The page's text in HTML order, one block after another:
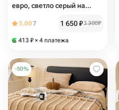
евро, светло серый на
5.007 1 650₽3 300₽
413 ₽ × 4 платежа
-50%